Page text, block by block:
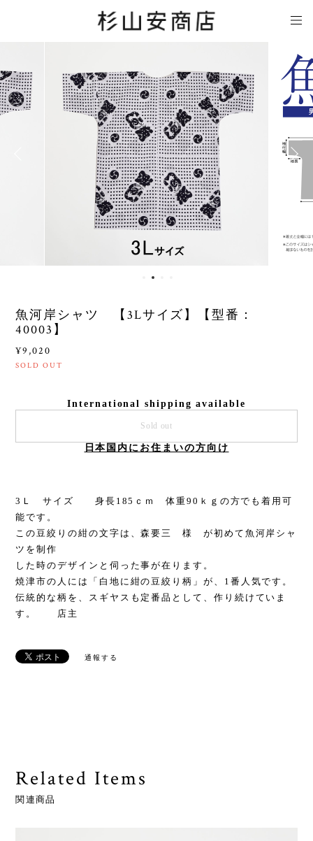
魚河岸シャツ 【3Lサイズ】【型番：
40003】
¥9,020
SOLD OUT
International shipping available
Sold out
日本国内にお住まいの方向け
3Ｌ サイズ 身長185ｃｍ 体重90ｋｇの方でも着用可
能です。
この豆絞りの紺の文字は、森要三 様 が初めて魚河岸シャ
ツを制作
した時のデザインと伺った事が在ります。
焼津市の人には「白地に紺の豆絞り柄」が、1番人気です。
伝統的な柄を、スギヤスも定番品として、作り続けていま
す。 店主
通報する
Related Items
関連商品